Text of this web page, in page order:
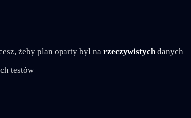
żeby plan oparty był na rzeczywistychdanych
testów